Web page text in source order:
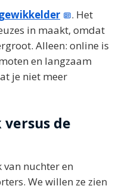
. Het
in maakt, omdat
Alleen: online is
en langzaam
je niet meer
de
nuchter en
We willen ze zien